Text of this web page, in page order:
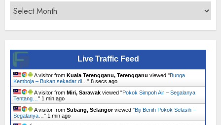
Archives
Live Traffic Feed
A visitor from Kuala Terengganu, Terengganu viewed "Bunga
Kemboja – Bukan sekadar di… " 9 secs ago
A visitor from Miri, Sarawak viewed "Pokok Simpoh Air – Segalanya
Tentang… " 1 min ago
A visitor from Subang, Selangorviewed "Biji Benih Pokok Selasih –
Segalanya… " 1 min ago